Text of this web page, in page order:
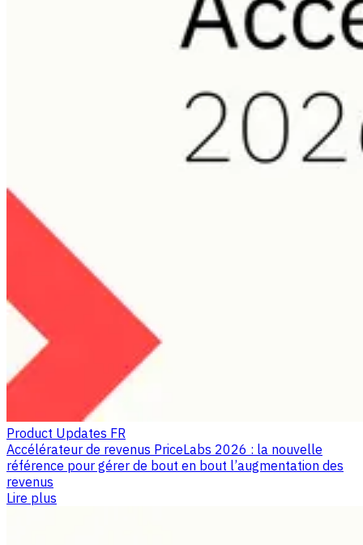
Product Updates FR
Accélérateur de revenus PriceLabs 2026 : la nouvelle
référence pour gérer de bout en bout l’augmentation des
revenus
Lire plus